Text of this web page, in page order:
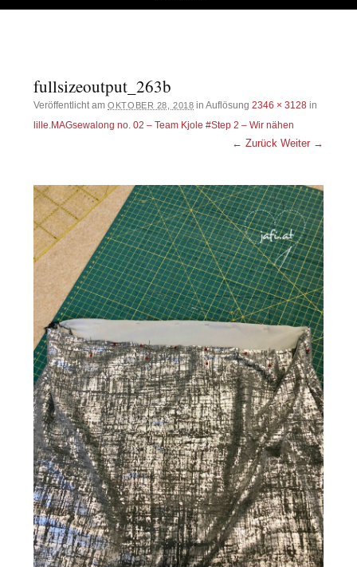
fullsizeoutput_263b
Veröffentlicht amOKTOBER 28, 2018 in Auflösung2346 × 3128 in
lille.MAGsewalong no. 02 – Team Kjole #Step 2 – Wir nähen
← Zurück Weiter →